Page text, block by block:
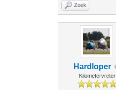
Zoek
Hardloper
Kilometervreter